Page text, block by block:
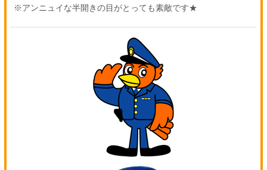
※アンニュイな半開きの目がとっても素敵です★